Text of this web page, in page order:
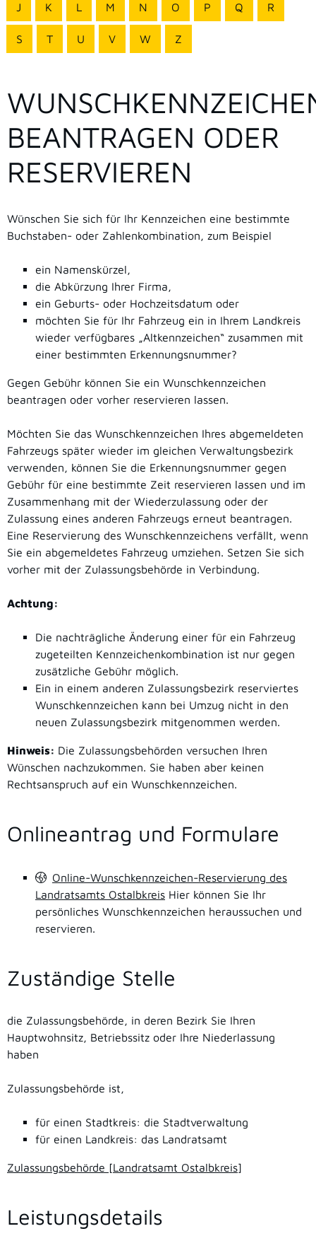
J K L M N O P Q R
S T U V W Z
BEANTRAGEN ODER
RESERVIEREN
Wünschen Sie sich für Ihr Kennzeichen eine bestimmte
Buchstaben- oder Zahlenkombination, zum Beispiel
ein Namenskürzel,
die Abkürzung Ihrer Firma,
ein Geburts- oder Hochzeitsdatum oder
möchten Sie für Ihr Fahrzeug ein in Ihrem Landkreis
wieder verfügbares „Altkennzeichen“ zusammen mit
einer bestimmten Erkennungsnummer?
Gegen Gebühr können Sie ein Wunschkennzeichen
beantragen oder vorher reservieren lassen.
Möchten Sie das Wunschkennzeichen Ihres abgemeldeten
Fahrzeugs später wieder im gleichen Verwaltungsbezirk
verwenden, können Sie die Erkennungsnummer gegen
Gebühr für eine bestimmte Zeit reservieren lassen und im
Zusammenhang mit der Wiederzulassung oder der
Zulassung eines anderen Fahrzeugs erneut beantragen.
Eine Reservierung des Wunschkennzeichens verfällt, wenn
Sie ein abgemeldetes Fahrzeug umziehen. Setzen Sie sich
vorher mit der Zulassungsbehörde in Verbindung.
Achtung:
Die nachträgliche Änderung einer für ein Fahrzeug
zugeteilten Kennzeichenkombination ist nur gegen
zusätzliche Gebühr möglich.
Ein in einem anderen Zulassungsbezirk reserviertes
Wunschkennzeichen kann bei Umzug nicht in den
neuen Zulassungsbezirk mitgenommen werden.
Hinweis: Die Zulassungsbehörden versuchen Ihren
Wünschen nachzukommen. Sie haben aber keinen
Rechtsanspruch auf ein Wunschkennzeichen.
Onlineantrag und Formulare
Online-Wunschkennzeichen-Reservierung des
Landratsamts Ostalbkreis Hier können Sie Ihr
persönliches Wunschkennzeichen heraussuchen und
reservieren.
Zuständige Stelle
die Zulassungsbehörde, in deren Bezirk Sie Ihren
Hauptwohnsitz, Betriebssitz oder Ihre Niederlassung
haben
Zulassungsbehörde ist,
für einen Stadtkreis: die Stadtverwaltung
für einen Landkreis: das Landratsamt
Zulassungsbehörde [Landratsamt Ostalbkreis]
Leistungsdetails